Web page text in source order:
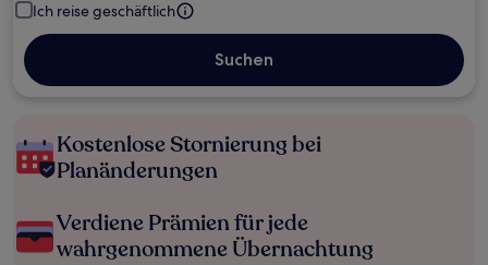
Ich reise geschäftlich
Suchen
Kostenlose Stornierung bei
Planänderungen
Verdiene Prämien für jede
wahrgenommene Übernachtung